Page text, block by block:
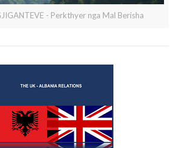
- Perkthyer nga Mal Berisha